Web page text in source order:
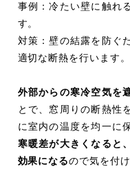
事例：冷たい壁に触れ
す。
対策：壁の結露を防ぐ
適切な断熱を行います。
外部からの寒冷空気を
とで、窓周りの断熱性
に室内の温度を均一に
寒暖差が大きくなると
効果になるので気を付